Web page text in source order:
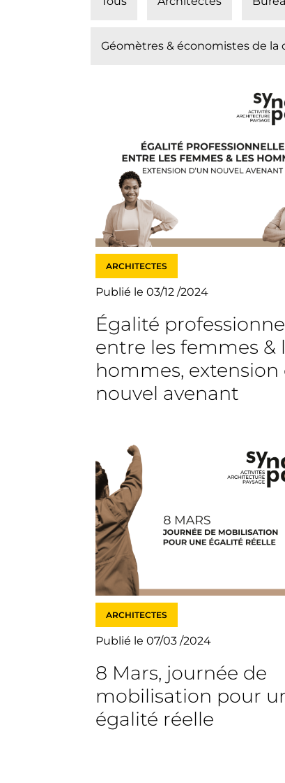
Géomètres & économistes de la
ARCHITECTES
Publié le 03/12 /2024
Égalité
entre les femmes &
hommes, extension
nouvel avenant
ARCHITECTES
Publié le 07/03 /2024
8 Mars, journée de
mobilisation pour
égalité réelle